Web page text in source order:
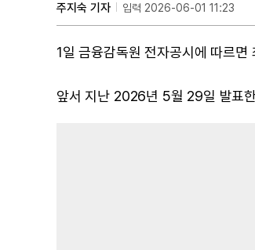
캐로네이드 캐
주지숙 기자 입력 2026-06-01 11:23
1일 금융감독원 전자공시에 따르면
앞서 지난 2026년 5월 29일 발표